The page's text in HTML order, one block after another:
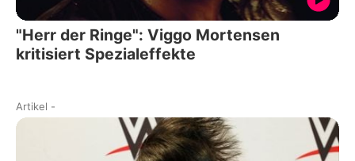
"Herr der Ringe": Viggo Mortensen
kritisiert Spezialeffekte
Artikel -